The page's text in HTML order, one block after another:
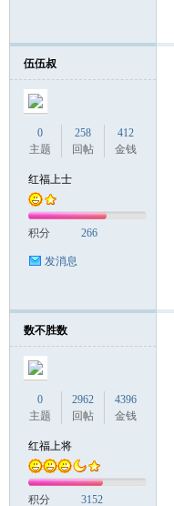
伍伍叔
0
主题
258
回帖
412
金钱
红福上士
积分 266
发消息
数不胜数
0
主题
2962
回帖
4396
金钱
红福上将
积分 3152